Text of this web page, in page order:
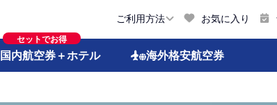
ご利用方法 お気に入り
セットでお得
国内航空券＋ホテル 海外格安航空券